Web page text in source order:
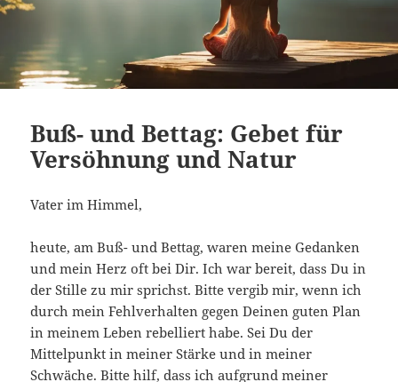
Buß- und Bettag: Gebet für
Versöhnung und Natur
Vater im Himmel,
heute, am Buß- und Bettag, waren meine Gedanken
und mein Herz oft bei Dir. Ich war bereit, dass Du in
der Stille zu mir sprichst. Bitte vergib mir, wenn ich
durch mein Fehlverhalten gegen Deinen guten Plan
in meinem Leben rebelliert habe. Sei Du der
Mittelpunkt in meiner Stärke und in meiner
Schwäche. Bitte hilf, dass ich aufgrund meiner